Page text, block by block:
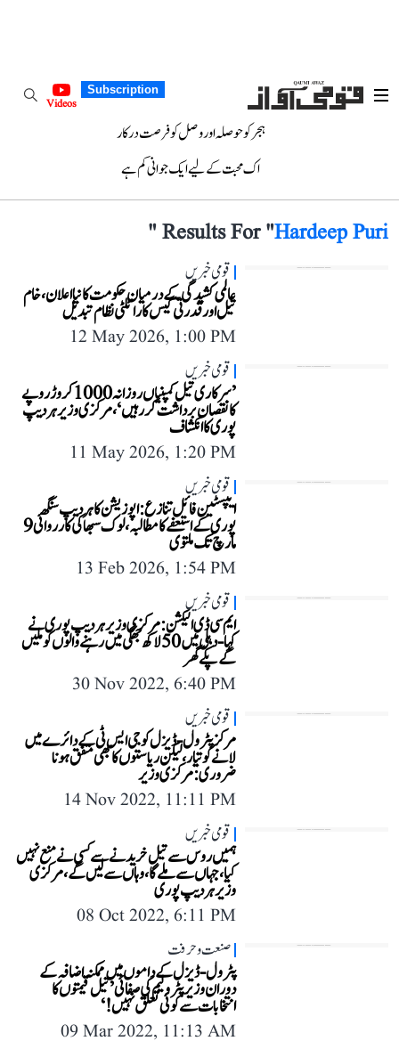
Subscription
Videos
ہجر کو حوصلہ اور وصل کو فرصت درکار
اک محبت کے لیے ایک جوانی کم ہے
Results For "Hardeep Puri
"
قومی خبریں
عالمی کشیدگی کے درمیان حکومت کا نیا اعلان، خام
تیل اور قدرتی گیس کا رائلٹی نظام تبدیل
12 May 2026, 1:00 PM
قومی خبریں
’سرکاری تیل کمپنیاں روزانہ 1000 کروڑ روپے
کا نقصان برداشت کر رہیں‘، مرکزی وزیر ہردیپ
پوری کا انکشاف
11 May 2026, 1:20 PM
قومی خبریں
ایپسٹین فائل تنازع: اپوزیشن کا ہردیپ سنگھ
پوری کے استعفے کا مطالبہ، لوک سبھا کی کارروائی 9
مارچ تک ملتوی
13 Feb 2026, 1:54 PM
قومی خبریں
ایم سی ڈی الیکشن: مرکزی وزیر ہردیپ پوری نے
کہا- دہلی میں 50 لاکھ جھگی میں رہنے والوں کو ملیں
گے پکے گھر
30 Nov 2022, 6:40 PM
قومی خبریں
مرکز پٹرول-ڈیزل کو جی ایس ٹی کے دائرے میں
لانے کو تیار، لیکن ریاستوں کا بھی متفق ہونا
ضروری: مرکزی وزیر
14 Nov 2022, 11:11 PM
قومی خبریں
ہمیں روس سے تیل خریدنے سے کسی نے منع نہیں
کیا، جہاں سے ملے گا، وہاں سے لیں گے، مرکزی
وزیر ہردیپ پوری
08 Oct 2022, 6:11 PM
صنعت و حرفت
پٹرول-ڈیزل کے داموں میں ممکنہ اضافہ کے
دوران وزیر پٹرولیم کی صفائی ’تیل قیمتوں کا
انتخابات سے کوئی تعلق نہیں!‘
09 Mar 2022, 11:13 AM